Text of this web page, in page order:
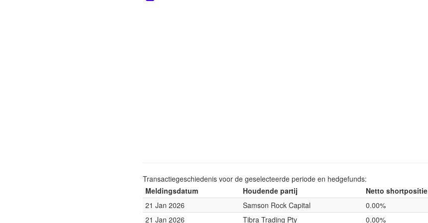
Transactiegeschiedenis voor de geselecteerde periode en hedgefunds:
Meldingsdatum
Houdende partij
Netto shortpositie
21 Jan 2026
Samson Rock Capital
0.00%
21 Jan 2026
Tibra Trading Pty 0.00%